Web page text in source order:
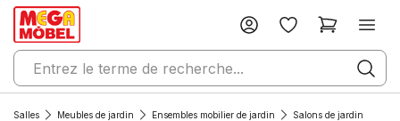
Salles Meubles de jardin Ensembles mobilier de jardin Salons de jardin